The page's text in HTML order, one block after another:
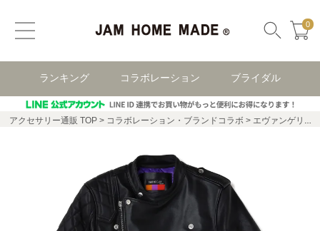
0
ランキング コラボレーション ブライダル
アクセサリー通販 TOP コラボレーション・ブランドコラボ エヴァンゲリオン(EVANGELION)